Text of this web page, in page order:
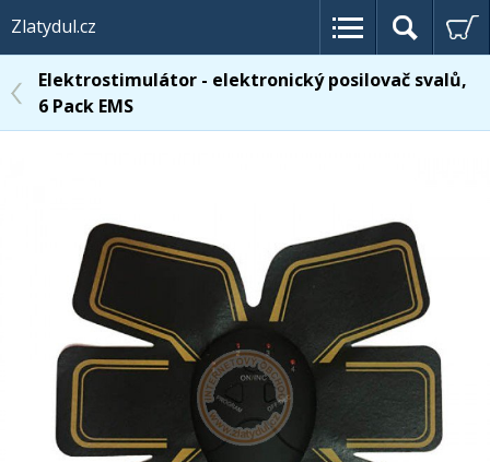
Zlatydul.cz
Elektrostimulátor - elektronický posilovač svalů,
6 Pack EMS